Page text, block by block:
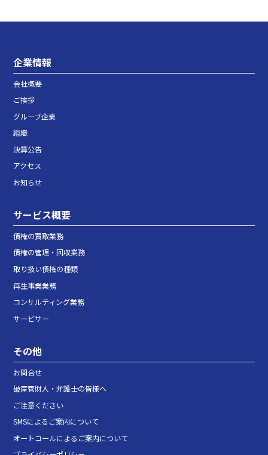
企業情報
会社概要
ご挨拶
グループ企業
組織
決算公告
アクセス
お知らせ
サービス概要
債権の買取業務
債権の管理・回収業務
取り扱い債権の種類
再生事業業務
コンサルティング業務
サービサー
その他
お問合せ
破産管財人・弁護士の皆様へ
ご注意ください
SMSによるご案内について
オートコールによるご案内について